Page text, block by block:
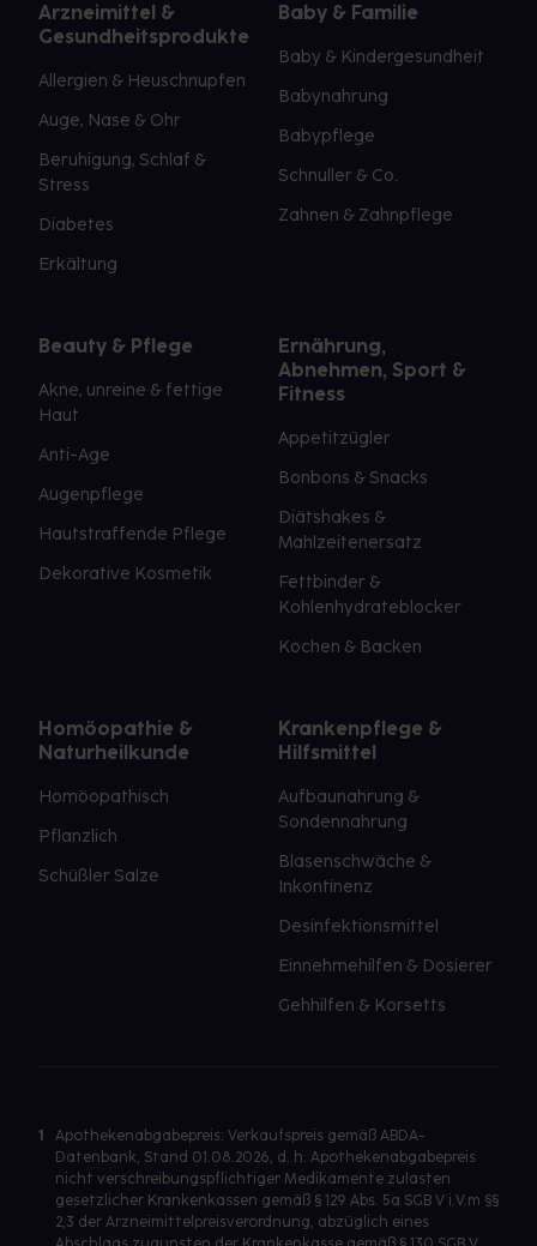
Arzneimittel &
Gesundheitsprodukte
Allergien & Heuschnupfen
Auge, Nase & Ohr
Beruhigung, Schlaf &
Stress
Diabetes
Erkältung
Baby & Familie
Baby & Kindergesundheit
Babynahrung
Babypflege
Schnuller & Co.
Zahnen & Zahnpflege
Beauty & Pflege
Akne, unreine & fettige
Haut
Anti-Age
Augenpflege
Hautstraffende Pflege
Dekorative Kosmetik
Ernährung,
Abnehmen, Sport &
Fitness
Appetitzügler
Bonbons & Snacks
Diätshakes &
Mahlzeitenersatz
Fettbinder &
Kohlenhydrateblocker
Kochen & Backen
Homöopathie &
Naturheilkunde
Homöopathisch
Pflanzlich
Schüßler Salze
Krankenpflege &
Hilfsmittel
Aufbaunahrung &
Sondennahrung
Blasenschwäche &
Inkontinenz
Desinfektionsmittel
Einnehmehilfen & Dosierer
Gehhilfen & Korsetts
1
Apothekenabgabepreis: Verkaufspreis gemäß ABDA-
Datenbank, Stand 01.08.2026, d. h. Apothekenabgabepreis
nicht verschreibungspflichtiger Medikamente zulasten
gesetzlicher Krankenkassen gemäß § 129 Abs. 5a SGB V i.V.m §§
2,3 der Arzneimittelpreisverordnung, abzüglich eines